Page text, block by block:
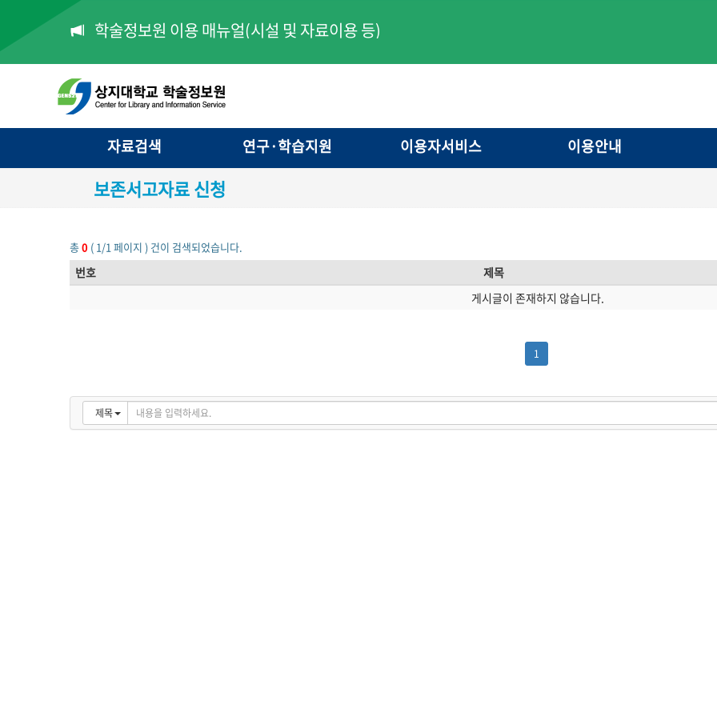
학술정보원 이용 매뉴얼(시설 및 자료이용 등)
자료검색 연구·학습지원 이용자서비스 이용안내
보존서고자료 신청
총0 ( 1/1 페이지 ) 건이 검색되었습니다.
번호
제목
게시글이 존재하지 않습니다.
1
제목 #mir